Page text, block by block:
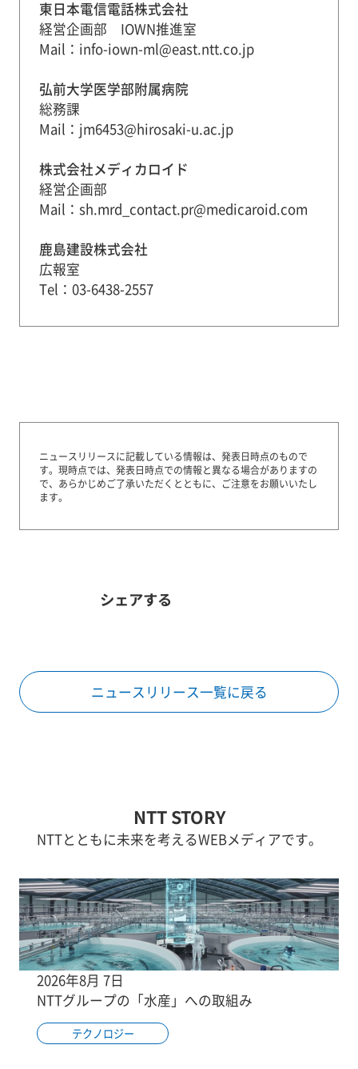
東日本電信電話株式会社
経営企画部 IOWN推進室
Mail：info-iown-ml@east.ntt.co.jp
弘前大学医学部附属病院
総務課
Mail：jm6453@hirosaki-u.ac.jp
株式会社メディカロイド
経営企画部
Mail：sh.mrd_contact.pr@medicaroid.com
鹿島建設株式会社
広報室
Tel：03-6438-2557
ニュースリリースに記載している情報は、発表日時点のもので
す。 現時点では、発表日時点での情報と異なる場合がありますの
で、あらかじめご了承いただくとともに、ご注意をお願いいたし
ます。
シェアする
ニュースリリース一覧に戻る
NTT STORY
NTTとともに未来を考えるWEBメディアです。
2026年8月 7日
NTTグループの「水産」への取組み
テクノロジー